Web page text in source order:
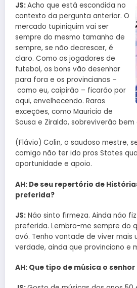
JS:Acho que está escondida no
contexto da pergunta anterior. O
mercado tupiniquim vai ser
sempre do mesmo tamanho de
sempre, se não decrescer, é
claro. Como os jogadores de
futebol, os bons vão desenhar
para fora e os provincianos –
como eu, caipirão – ficarão por
aqui, envelhecendo. Raras
exceções, como Mauricio de
Sousa e Ziraldo, sobreviverão bem
(Flávio) Colin, o saudoso mestre,
comigo não ter ido pros States
oportunidade e apoio.
AH: De seu repertório de
preferida?
JS: Não sinto firmeza. Ainda não
preferida. Lembro-me sempre do
avó. Tenho vontade de viver mais
verdade, ainda que provinciano e
AH: Que tipo de música o senhor